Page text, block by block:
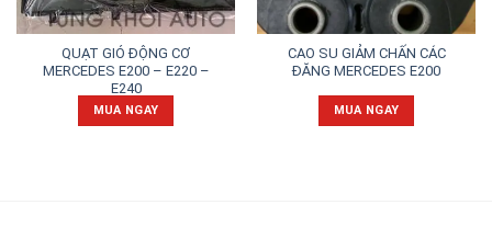
QUẠT GIÓ ĐỘNG CƠ
MERCEDES E200 – E220 –
E240
MUA NGAY
CAO SU GIẢM CHẤN CÁC
ĐĂNG MERCEDES E200
MUA NGAY